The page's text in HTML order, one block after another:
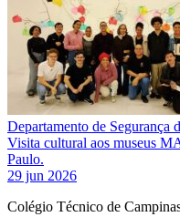
Departamento de Segurança
Visita cultural aos museus
Paulo.
29 jun 2026
Colégio Técnico de